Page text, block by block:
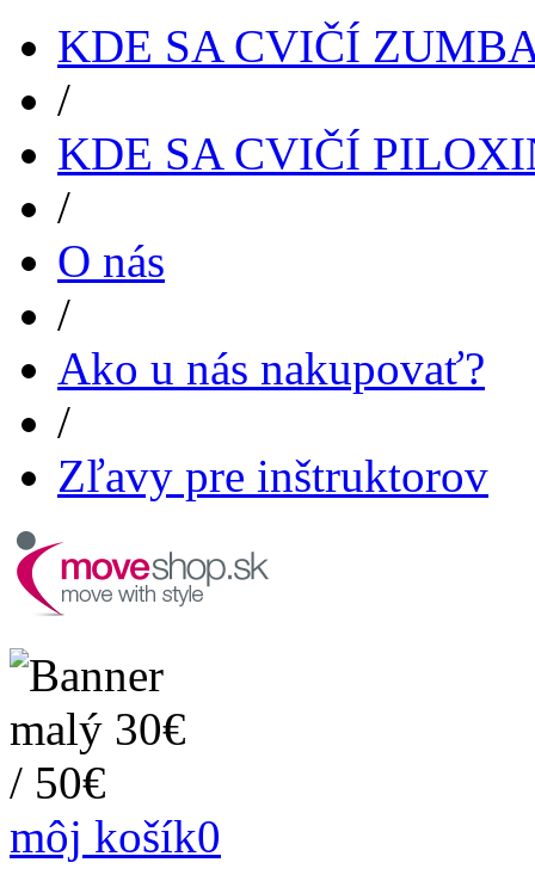
KDE SA CVIČÍ
/
KDE SA CVIČÍ
/
O nás
/
Ako u nás nakupovať?
/
Zľavy pre inštruktorov
môj košík0